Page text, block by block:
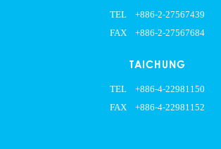
TEL
+886-2-27567439
FAX
+886-2-27567684
TAICHUNG
TEL
+886-4-22981150
FAX
+886-4-22981152